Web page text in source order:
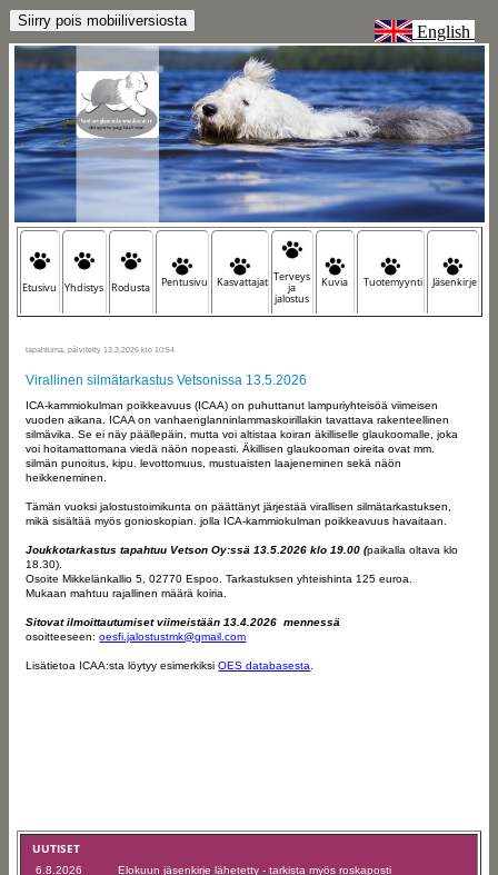
English
Etusivu Yhdistys Rodusta Pentusivu Kasvattajat Terveys
ja
jalostus
Kuvia Tuotemyynti Jäsenkirje
tapahtuma, päivitetty 13.3.2026 klo 10:54
Virallinen silmätarkastus Vetsonissa 13.5.2026
ICA-kammiokulman poikkeavuus (ICAA) on puhuttanut lampuriyhteisöä viimeisen
vuoden aikana. ICAA on vanhaenglanninlammaskoirillakin tavattava rakenteellinen
silmävika. Se ei näy päällepäin, mutta voi altistaa koiran äkilliselle glaukoomalle, joka
voi hoitamattomana viedä näön nopeasti. Äkillisen glaukooman oireita ovat mm.
silmän punoitus, kipu. levottomuus, mustuaisten laajeneminen sekä näön
heikkeneminen.
Tämän vuoksi jalostustoimikunta on päättänyt järjestää virallisen silmätarkastuksen,
mikä sisältää myös gonioskopian. jolla ICA-kammiokulman poikkeavuus havaitaan.
Joukkotarkastus tapahtuu Vetson Oy:ssä 13.5.2026 klo 19.00 (paikalla oltava klo
18.30).
Osoite Mikkelänkallio 5, 02770 Espoo. Tarkastuksen yhteishinta 125 euroa.
Mukaan mahtuu rajallinen määrä koiria.
Sitovat ilmoittautumiset viimeistään 13.4.2026 mennessä
osoitteeseen:oesfi.jalostustmk@gmail.com
Lisätietoa ICAA:sta löytyy esimerkiksiOES databasesta
UUTISET
6.8.2026
Elokuun jäsenkirje lähetetty - tarkista myös roskaposti